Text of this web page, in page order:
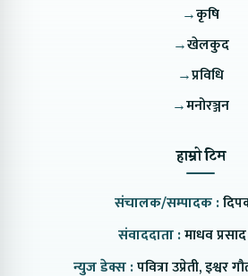
→कृषि
→खेलकुद
→प्रविधि
→मनोरञ्जन
हाम्रो टिम
संचालक/सम्पादक :
संवाददाता :माधव
न्युज डेक्स :पवित्रा उप्रेती, इश्वर